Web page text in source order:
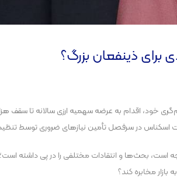
خود، اقدام به عرضه سهمیه ارزی سالانه تا سقف
بحث‌ها و انتقادات مختلفی را در پی داشته است؛
مخابره کند؟